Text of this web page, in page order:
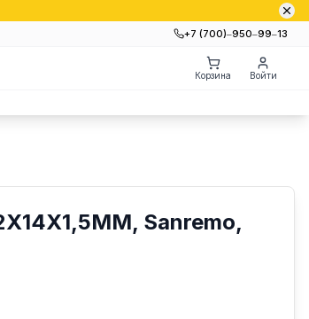
+7 (700)‒950‒99‒13
Корзина Войти
Sanremo,